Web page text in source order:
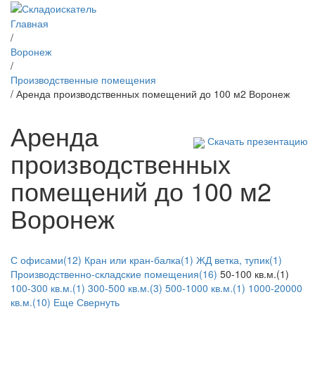
Главная
/
Воронеж
/
Производственные помещения
/ Аренда производственных помещений до 100 м2 Воронеж
Аренда
производственных
помещений до 100 м2
Воронеж
С офисами(12) Кран или кран-балка(1) ЖД ветка, тупик(1)
Производственно-складские помещения(16) 50-100 кв.м.(1)
100-300 кв.м.(1) 300-500 кв.м.(3) 500-1000 кв.м.(1) 1000-20000
кв.м.(10) Еще Свернуть
Скачать презентацию